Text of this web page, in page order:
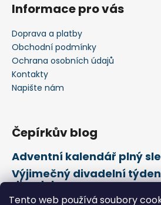
Tento web používá soubory
Informace pro vás
Doprava a platby
Obchodní podmínky
Ochrana osobních údajů
Kontakty
Napište nám
Čepírkův blog
Adventní kalendář plný
Výjimečný divadelní
divadel
21. února Mezinárodní den